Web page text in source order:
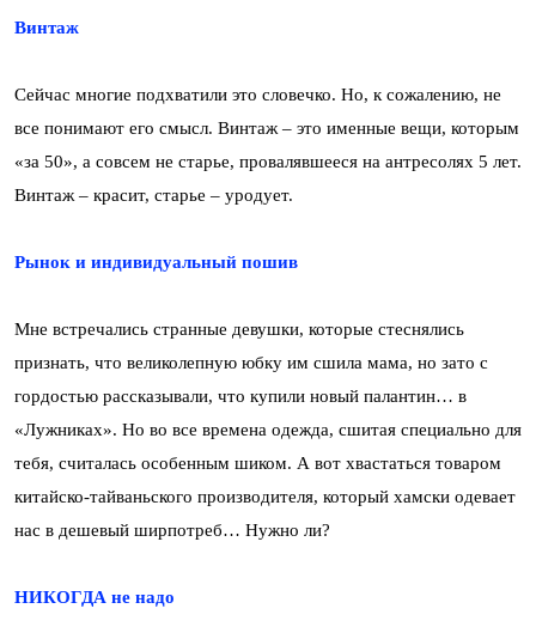
Винтаж
Сейчас многие подхватили это словечко. Но, к сожалению, не
все понимают его смысл. Винтаж – это именные вещи, которым
«за 50», а совсем не старье, провалявшееся на антресолях 5 лет.
Винтаж – красит, старье – уродует.
Рынок и индивидуальный пошив
Мне встречались странные девушки, которые стеснялись
признать, что великолепную юбку им сшила мама, но зато с
гордостью рассказывали, что купили новый палантин… в
«Лужниках». Но во все времена одежда, сшитая специально для
тебя, считалась особенным шиком. А вот хвастаться товаром
китайско-тайваньского производителя, который хамски одевает
нас в дешевый ширпотреб… Нужно ли?
НИКОГДА не надо